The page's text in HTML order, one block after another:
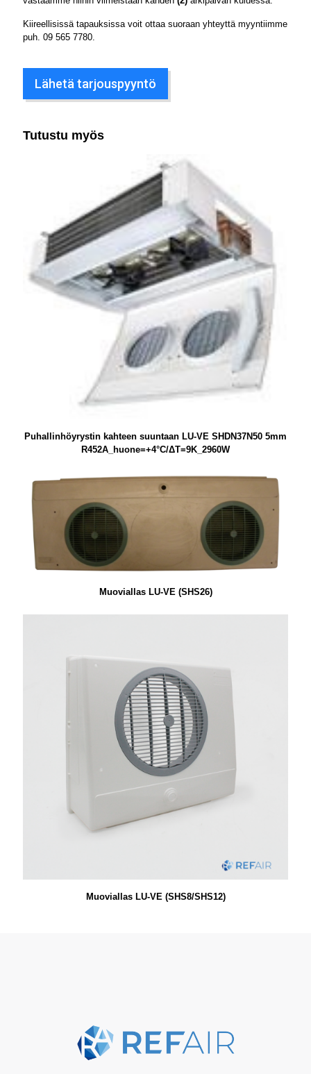
Kiireellisissä tapauksissa voit ottaa suoraan yhteyttä myyntiimme
puh. 09 565 7780
Lähetä tarjouspyyntö
Tutustu myös
Puhallinhöyrystin kahteen suuntaan LU-VE SHDN37N50 5mm
R452A_huone=+4°C/ΔT=9K_2960W
Muoviallas LU-VE (SHS26)
Muoviallas LU-VE (SHS8/SHS12)